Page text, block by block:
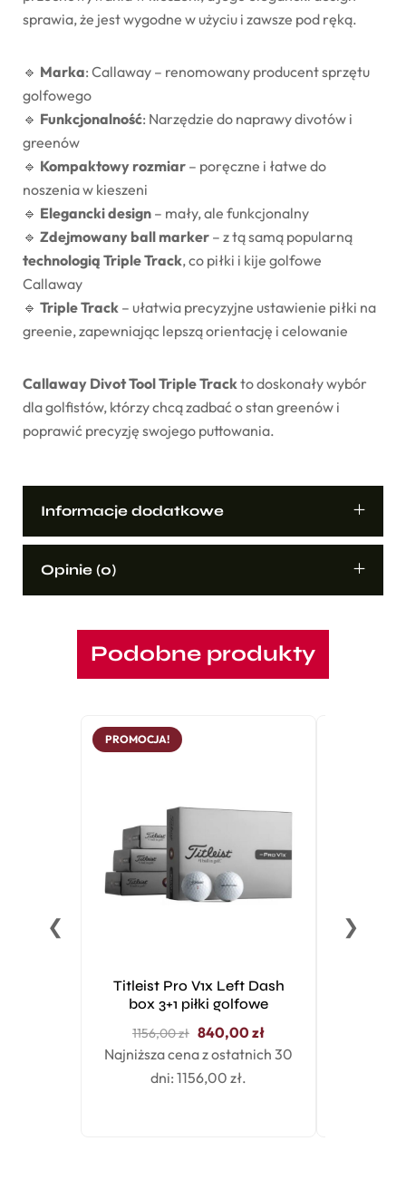
sprawia, że jest wygodne w użyciu i zawsze pod ręką.
🔹 Marka: Callaway – renomowany producent sprzętu
golfowego
🔹 Funkcjonalność: Narzędzie do naprawy divotów i
greenów
🔹 Kompaktowy rozmiar – poręczne i łatwe do
noszenia w kieszeni
🔹 Elegancki design – mały, ale funkcjonalny
🔹 Zdejmowany ball marker – z tą samą popularną
technologią Triple Track, co piłki i kije golfowe
Callaway
🔹 Triple Track – ułatwia precyzyjne ustawienie piłki na
greenie, zapewniając lepszą orientację i celowanie
Callaway Divot Tool Triple Trackto doskonały wybór
dla golfistów, którzy chcą zadbać o stan greenów i
poprawić precyzję swojego puttowania.
Informacje dodatkowe
Opinie (0)
Podobne produkty
❮
PROMOCJA!
Titleist Pro V1x Left Dash
box 3+1 piłki golfowe
1156,00zł 840,00zł
Najniższa cena z ostatnich 30
dni: 1156,00 zł.
❯